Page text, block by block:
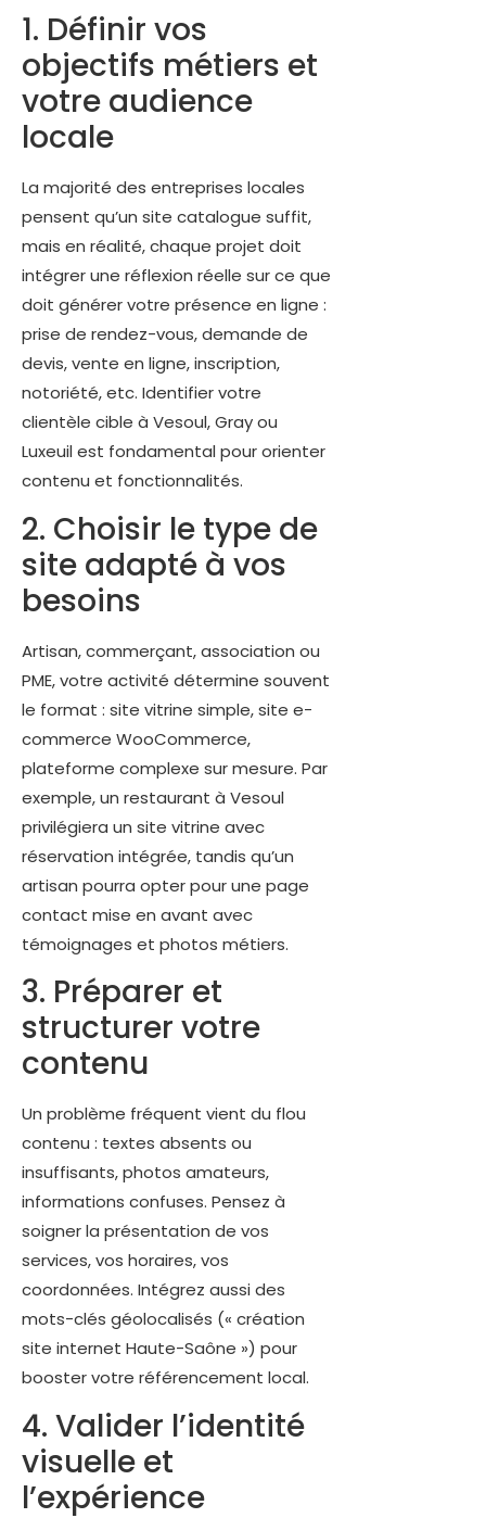
1. Définir vos
objectifs métiers et
votre audience
locale
La majorité des entreprises locales
pensent qu’un site catalogue suffit,
mais en réalité, chaque projet doit
intégrer une réflexion réelle sur ce que
doit générer votre présence en ligne :
prise de rendez-vous, demande de
devis, vente en ligne, inscription,
notoriété, etc. Identifier votre
clientèle cible à Vesoul, Gray ou
Luxeuil est fondamental pour orienter
contenu et fonctionnalités.
2. Choisir le type de
site adapté à vos
besoins
Artisan, commerçant, association ou
PME, votre activité détermine souvent
le format : site vitrine simple, site e-
commerce WooCommerce,
plateforme complexe sur mesure. Par
exemple, un restaurant à Vesoul
privilégiera un site vitrine avec
réservation intégrée, tandis qu’un
artisan pourra opter pour une page
contact mise en avant avec
témoignages et photos métiers.
3. Préparer et
structurer votre
contenu
Un problème fréquent vient du flou
contenu : textes absents ou
insuffisants, photos amateurs,
informations confuses. Pensez à
soigner la présentation de vos
services, vos horaires, vos
coordonnées. Intégrez aussi des
mots-clés géolocalisés (« création
site internet Haute-Saône ») pour
booster votre référencement local.
4. Valider l’identité
visuelle et
l’expérience